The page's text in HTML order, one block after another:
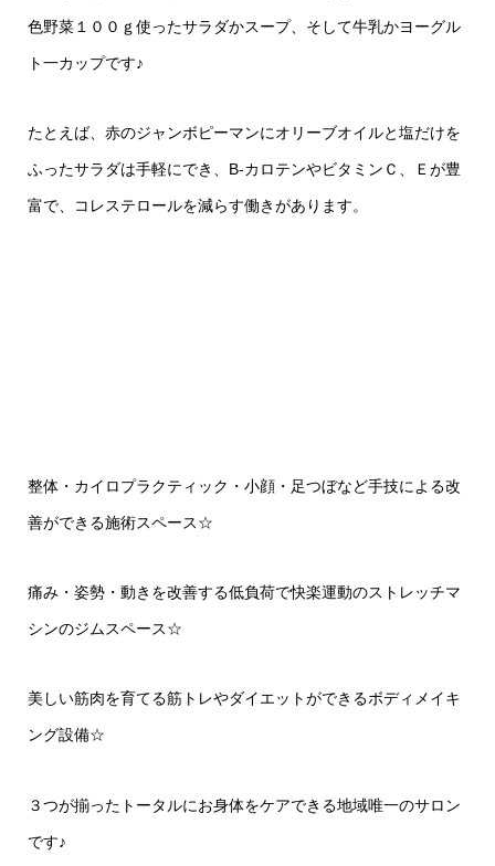
色野菜１００ｇ使ったサラダかスープ、そして牛乳かヨーグル
ト一カップです♪
たとえば、赤のジャンボピーマンにオリーブオイルと塩だけを
ふったサラダは手軽にでき、B‐カロテンやビタミンＣ、Ｅが豊
富で、コレステロールを減らす働きがあります。
整体・カイロプラクティック・小顔・足つぼなど手技による改
善ができる施術スペース☆
痛み・姿勢・動きを改善する低負荷で快楽運動のストレッチマ
シンのジムスペース☆
美しい筋肉を育てる筋トレやダイエットができるボディメイキ
ング設備☆
３つが揃ったトータルにお身体をケアできる地域唯一のサロン
です♪